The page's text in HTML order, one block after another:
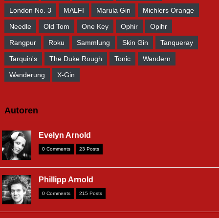
London No. 3 MALFI Marula Gin Michlers Orange
Needle Old Tom One Key Ophir Opihr
Rangpur Roku Sammlung Skin Gin Tanqueray
Tarquin's The Duke Rough Tonic Wandern
Wanderung X-Gin
Autoren
Evelyn Arnold
0 Comments 23 Posts
Phillipp Arnold
0 Comments 215 Posts